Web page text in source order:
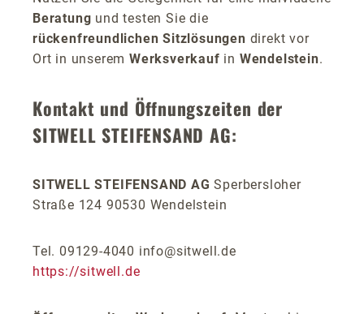
Beratung und testen Sie die
rückenfreundlichen Sitzlösungen direkt vor
Ort in unseremWerksverkauf in Wendelstein.
Kontakt und Öffnungszeiten der
SITWELL STEIFENSAND AG:
SITWELL STEIFENSAND AG Sperbersloher
Straße 124 90530 Wendelstein
Tel. 09129-4040 info@sitwell.de
https://sitwell.de